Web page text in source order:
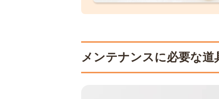
メンテナンスに必要な道